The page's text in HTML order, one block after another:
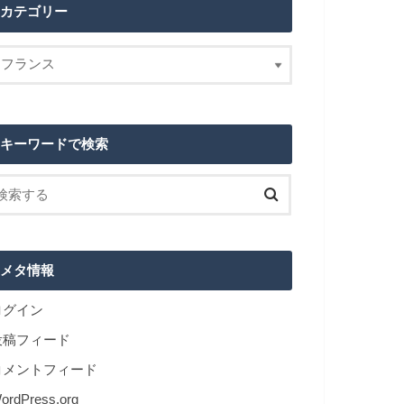
カテゴリー
キーワードで検索
メタ情報
グイン
稿フィード
メントフィード